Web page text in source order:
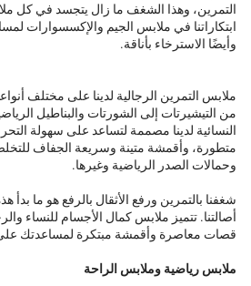
التمرين، وهذا الشغف ما زال يتجسد في كل
ابتكاراتنا في ملابس الجيم والإكسسوارات
وأيضًا الاسترخاء بأناقة.
ملابس التمرين الرجالية لدينا على مختلف
من التيشيرتات إلى الشورتات والبناطيل
النسائية لدينا مصممة لتساعد على سهولة
متطورة، وأقمشة متينة وسريعة الجفاف
وحمالات الصدر الرياضية وغيرها.
شغفنا بالتمرين ورفع الأثقال بالرفع هو ما بدأ
أصالتنا. تتميز ملابس كمال الأجسام للنساء
قصات معاصرة وأقمشة مبتكرة لمساعدتك
ملابس رياضية وملابس الراحة